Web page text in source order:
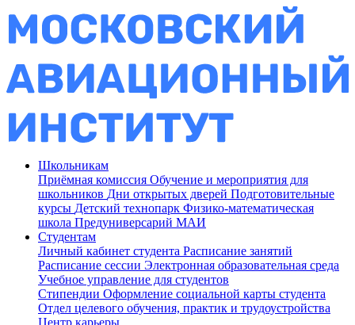
Школьникам
Приёмная комиссия Обучение и мероприятия для
школьников Дни открытых дверей Подготовительные
курсы Детский технопарк Физико-математическая
школа Предуниверсарий МАИ
Студентам
Личный кабинет студента Расписание занятий
Расписание сессии Электронная образовательная среда
Учебное управление для студентов
Стипендии Оформление социальной карты студента
Отдел целевого обучения, практик и трудоустройства